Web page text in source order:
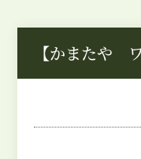
【かまたや